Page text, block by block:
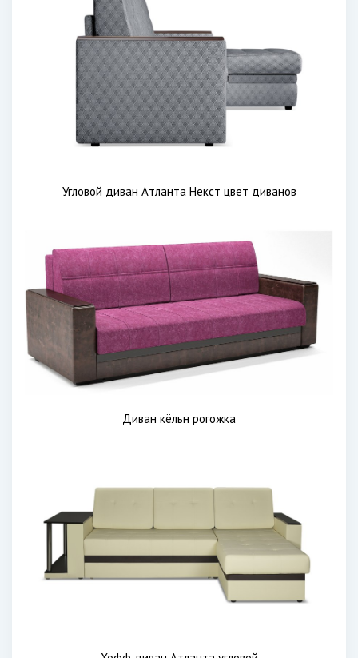
Угловой диван Атланта Некст цвет диванов
Диван кёльн рогожка